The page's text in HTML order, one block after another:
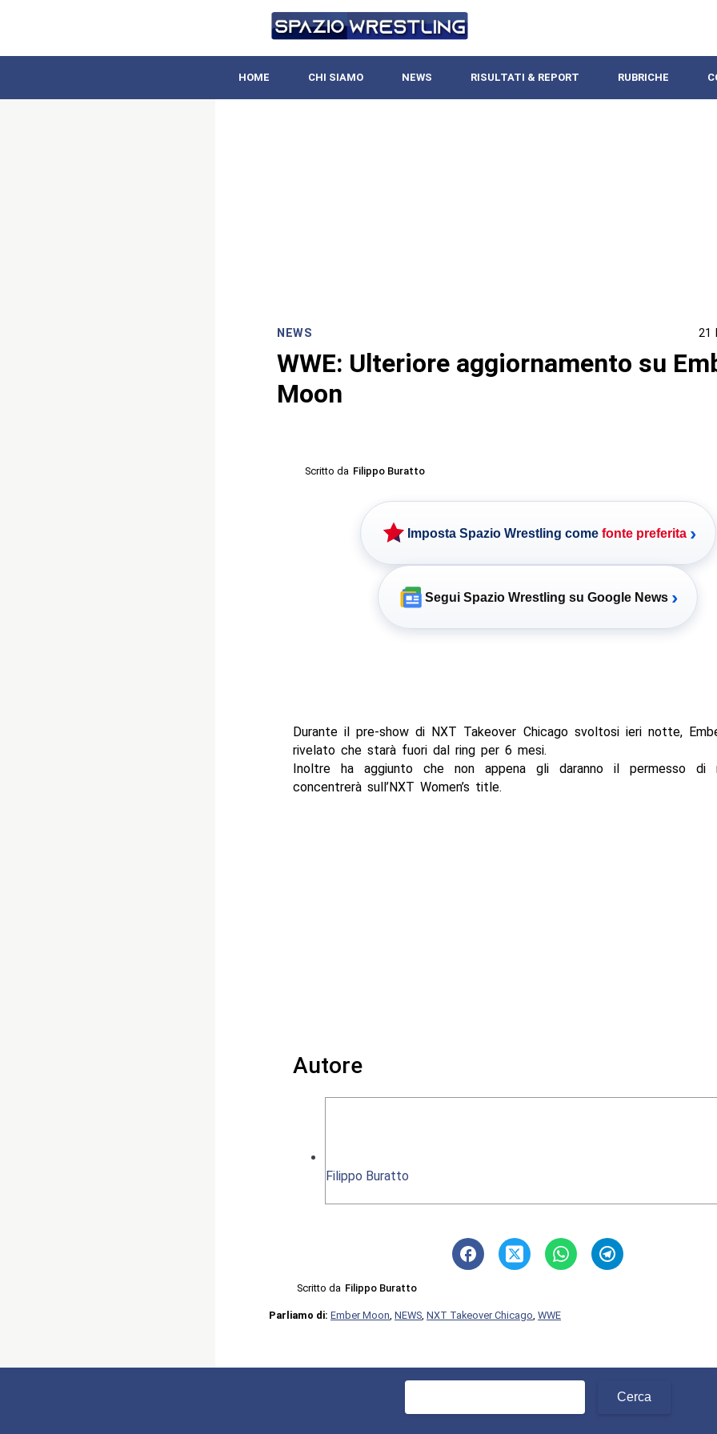
HOME CHI SIAMO NEWS RISULTATI & REPORT RUBRICHE
NEWS 21
WWE: Ulteriore aggiornamento su
Moon
Scritto da Filippo Buratto
Imposta Spazio Wrestling come fonte preferita ›
Segui Spazio Wrestling su Google News ›
Durante il pre-show di NXT Takeover Chicago svoltosi ieri notte,
rivelato che starà fuori dal ring per 6 mesi.
Inoltre ha aggiunto che non appena gli daranno il permesso di
concentrerà sull’NXT Women’s title.
Autore
Filippo Buratto
Scritto da Filippo Buratto
Parliamo di: Ember Moon NEWS NXT Takeover Chicago WWE